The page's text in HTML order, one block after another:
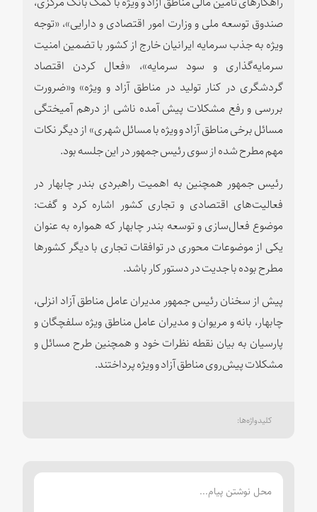
صندوق توسعه ملی و وزارت امور اقتصادی و دارایی»، «توجه
ویژه به جذب سرمایه ایرانیان خارج از کشور با تضمین امنیت
سرمایه‌گذاری و سود سرمایه»، «فعال کردن اقتصاد
گردشگری در کنار تولید در مناطق آزاد و ویژه» و«ضرورت
بررسی و رفع مشکلات پیش آمده ناشی از درهم آمیختگی
مسائل برخی مناطق آزاد و ویژه با مسائل شهری» از دیگر نکات
مهم مطرح شده از سوی رئیس جمهور در این جلسه بود.
رئیس جمهور همچنین به اهمیت راهبردی بندر چابهار در
فعالیت‌های اقتصادی و تجاری کشور اشاره کرد و گفت:
موضوع فعال‌سازی و توسعه بندر چابهار که همواره به عنوان
یکی از موضوعات محوری در توافقات تجاری با دیگر کشورها
مطرح بوده با جدیت در دستور کار باشد.
پیش از سخنان رئیس جمهور مدیران عامل مناطق آزاد انزلی،
چابهار، بانه و مریوان و مدیران عامل مناطق ویژه سلفچگان و
پارسیان به بیان نقطه‌ نظرات خود و همچنین طرح مسائل و
مشکلات پیش‌روی مناطق آزاد و ویژه پرداختند.